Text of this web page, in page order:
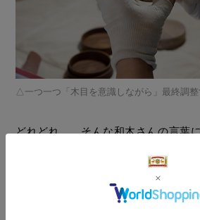
一つ一つ「木目を意識しながら」最終調整
どれどれ……そんな和木さんの言葉
を開け、閉めてみた。あぁ。蓋を閉
て、ピタッとはまる感触がなんとも
ってしまうほどに。「木は伸び縮み